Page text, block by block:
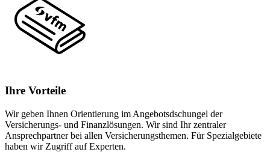
Ihre Vorteile
Wir geben Ihnen Orientierung im Angebotsdschungel der
Versicherungs- und Finanzlösungen. Wir sind Ihr zentraler
Ansprechpartner bei allen Versicherungsthemen. Für Spezialgebiete
haben wir Zugriff auf Experten.